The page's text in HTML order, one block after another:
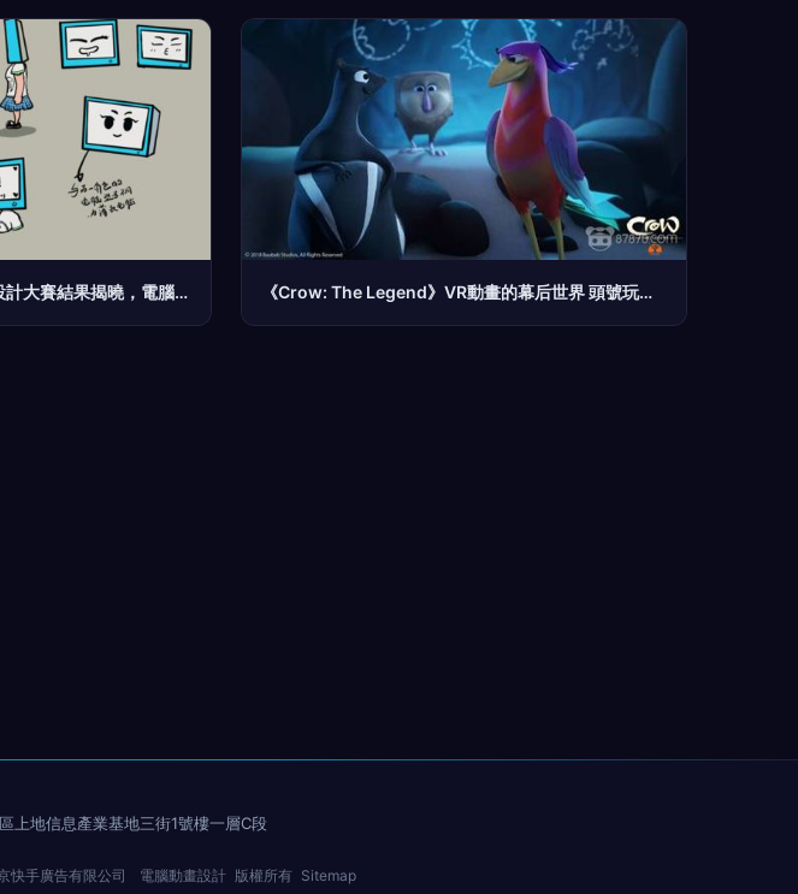
重磅！首屆輔導員卡通形象設計大賽結果揭曉，電腦動畫設計點亮校園文化 《Crow: The Legend》VR動畫的幕后世界 頭號玩家配音與Baobab的動畫革命
上地信息產業基地三街1號樓一層C段
快手廣告有限公司 電腦動畫設計 版權所有 Sitemap